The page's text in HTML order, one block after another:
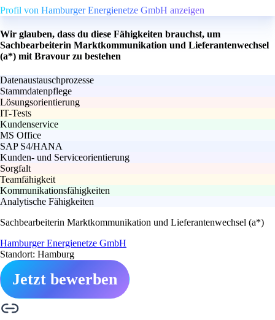
Profil von Hamburger Energienetze GmbH anzeigen
Wir glauben, dass du diese Fähigkeiten brauchst, um
Sachbearbeiterin Marktkommunikation und Lieferantenwechsel
(a*) mit Bravour zu bestehen
Datenaustauschprozesse
Stammdatenpflege
Lösungsorientierung
IT-Tests
Kundenservice
MS Office
SAP S4/HANA
Kunden- und Serviceorientierung
Sorgfalt
Teamfähigkeit
Kommunikationsfähigkeiten
Analytische Fähigkeiten
Sachbearbeiterin Marktkommunikation und Lieferantenwechsel (a*)
Hamburger Energienetze GmbH
Standort: Hamburg
Jetzt bewerben